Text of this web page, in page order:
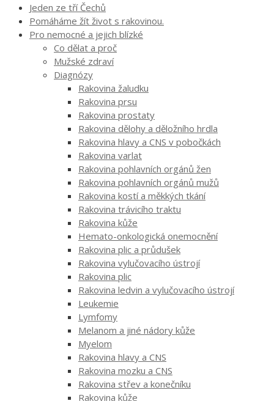
Jeden ze tří Čechů
Pomáháme žít život s rakovinou.
Pro nemocné a jejich blízké
Co dělat a proč
Mužské zdraví
Diagnózy
Rakovina žaludku
Rakovina prsu
Rakovina prostaty
Rakovina dělohy a děložního hrdla
Rakovina hlavy a CNS v pobočkách
Rakovina varlat
Rakovina pohlavních orgánů žen
Rakovina pohlavních orgánů mužů
Rakovina kostí a měkkých tkání
Rakovina trávicího traktu
Rakovina kůže
Hemato-onkologická onemocnění
Rakovina plic a průdušek
Rakovina vylučovacího ústrojí
Rakovina plic
Rakovina ledvin a vylučovacího ústrojí
Leukemie
Lymfomy
Melanom a jiné nádory kůže
Myelom
Rakovina hlavy a CNS
Rakovina mozku a CNS
Rakovina střev a konečníku
Rakovina kůže